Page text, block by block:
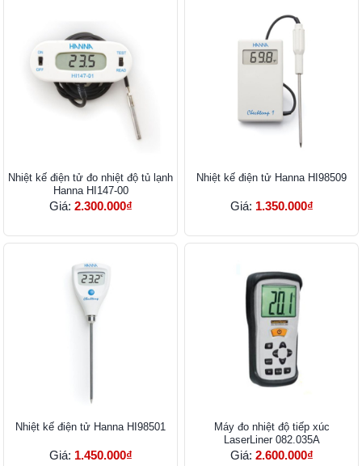
Nhiệt kế điện tử đo nhiệt độ tủ lạnh
Hanna HI147-00
Giá: 2.300.000₫
Nhiệt kế điện tử Hanna HI98509
Giá: 1.350.000₫
Nhiệt kế điện tử Hanna HI98501
Giá: 1.450.000₫
Máy đo nhiệt độ tiếp xúc
LaserLiner 082.035A
Giá: 2.600.000₫